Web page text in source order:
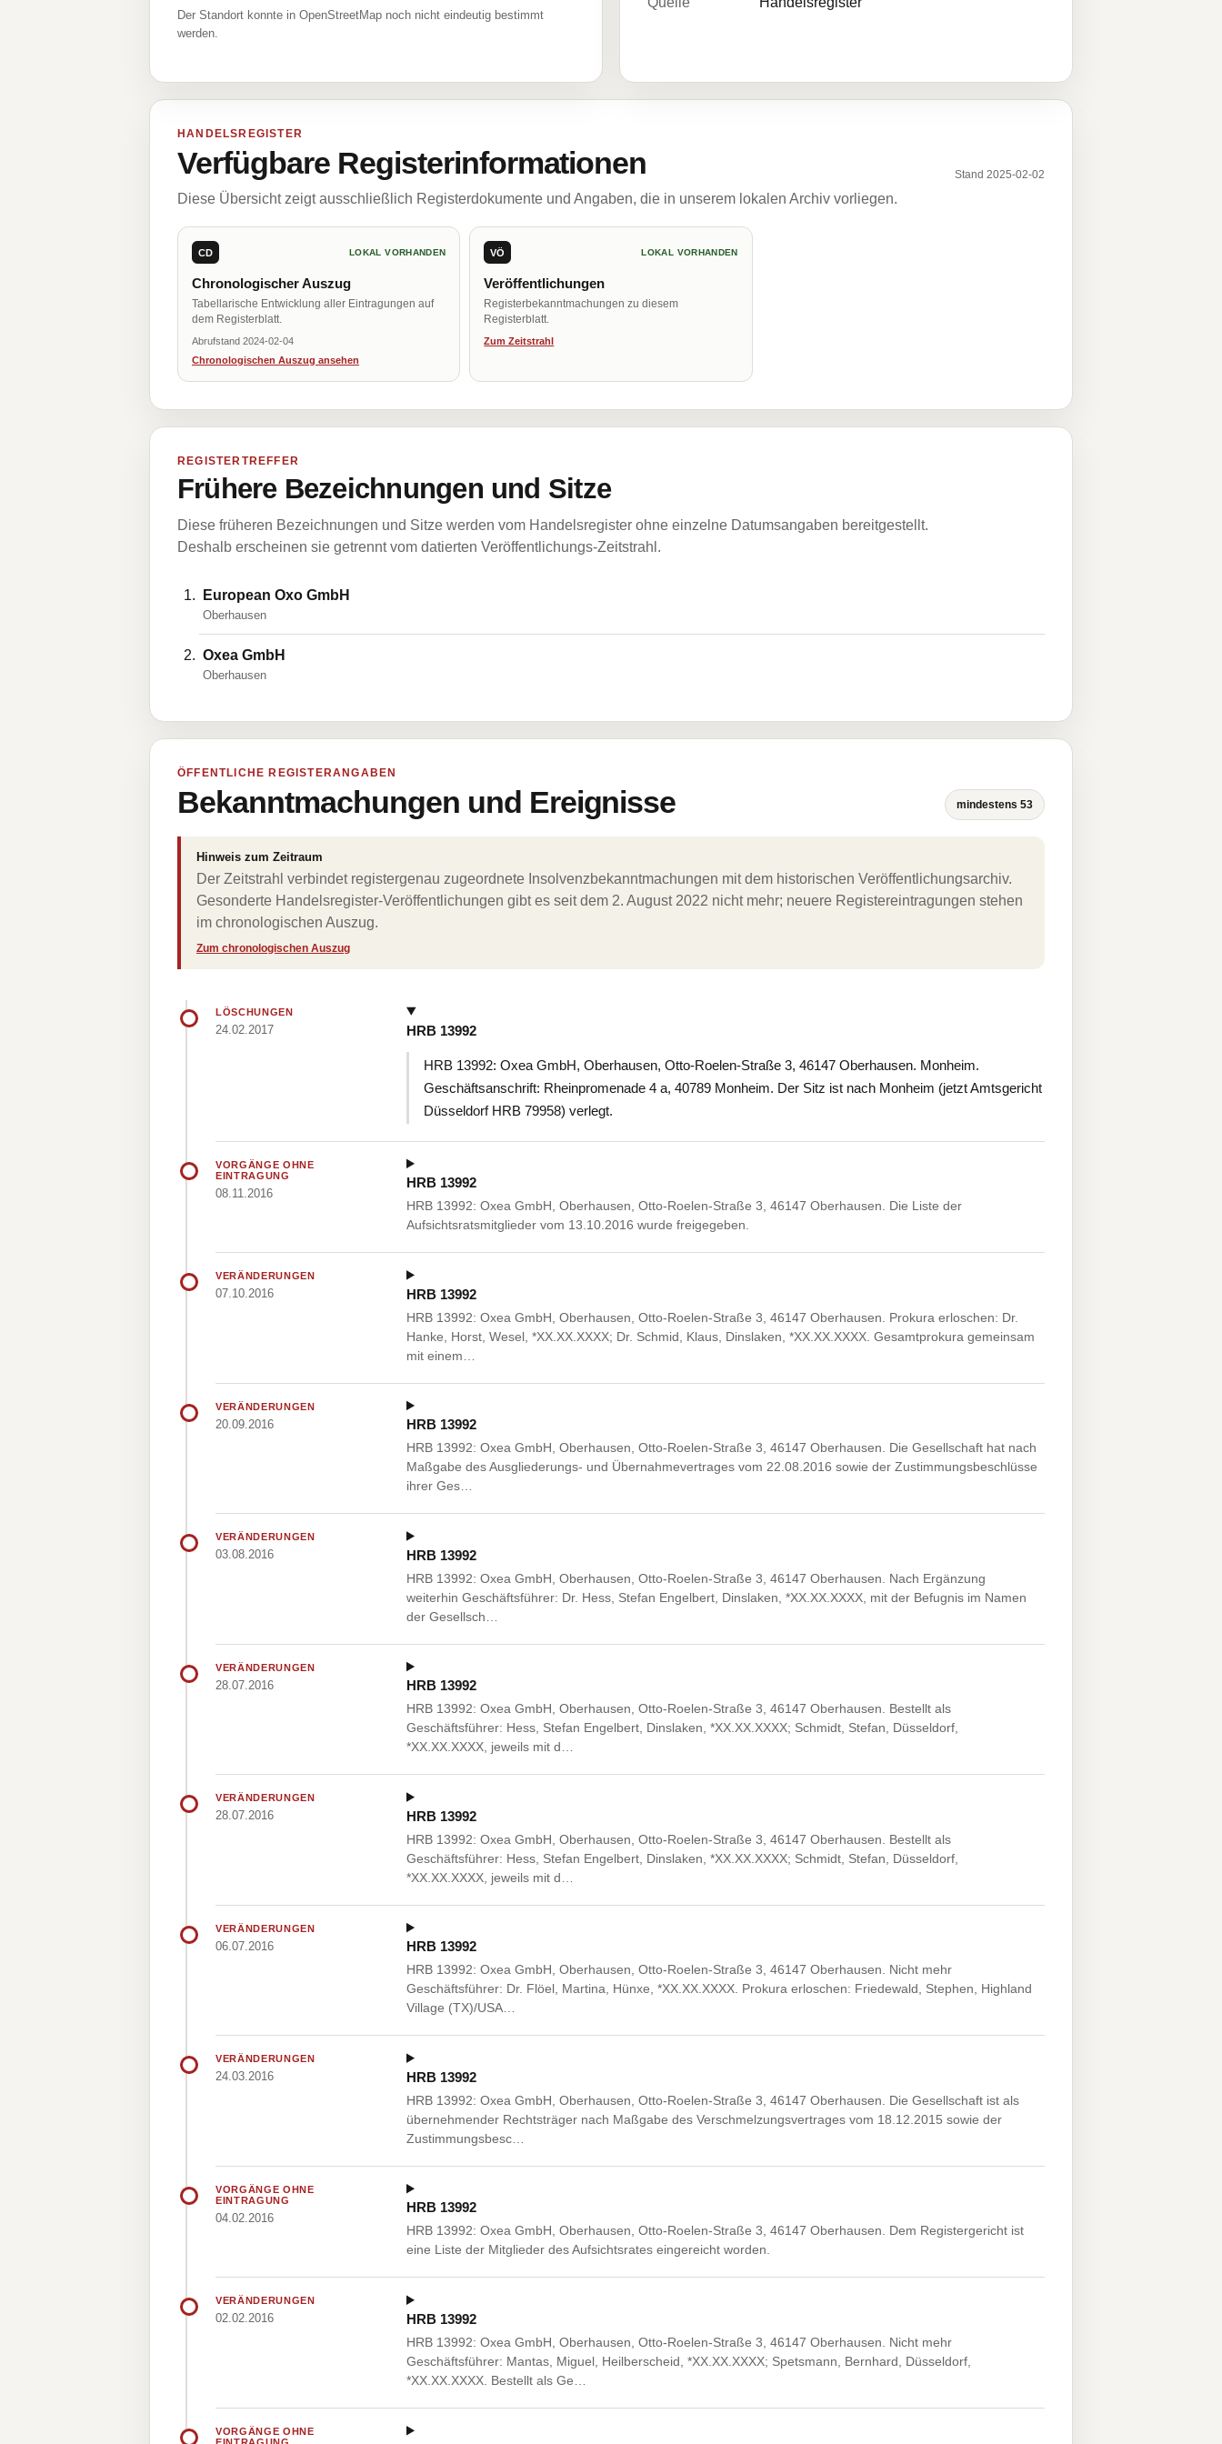
Der Standort konnte in OpenStreetMap noch nicht eindeutig bestimmt
werden.
HANDELSREGISTER
Verfügbare Registerinformationen Stand 2025-02-02
Diese Übersicht zeigt ausschließlich Registerdokumente und Angaben, die in unserem lokalen Archiv vorliegen.
CD LOKAL VORHANDEN
Chronologischer Auszug
Tabellarische Entwicklung aller Eintragungen auf
dem Registerblatt.
Abrufstand 2024-02-04
Chronologischen Auszug ansehen
VÖ LOKAL VORHANDEN
Veröffentlichungen
Registerbekanntmachungen zu diesem
Registerblatt.
Zum Zeitstrahl
REGISTERTREFFER
Frühere Bezeichnungen und Sitze
Diese früheren Bezeichnungen und Sitze werden vom Handelsregister ohne einzelne Datumsangaben bereitgestellt.
Deshalb erscheinen sie getrennt vom datierten Veröffentlichungs-Zeitstrahl.
European Oxo GmbH
Oberhausen
Oxea GmbH
Oberhausen
ÖFFENTLICHE REGISTERANGABEN
Bekanntmachungen und Ereignisse mindestens 53
Hinweis zum Zeitraum
Der Zeitstrahl verbindet registergenau zugeordnete Insolvenzbekanntmachungen mit dem historischen Veröffentlichungsarchiv.
Gesonderte Handelsregister-Veröffentlichungen gibt es seit dem 2. August 2022 nicht mehr; neuere Registereintragungen stehen
im chronologischen Auszug.
Zum chronologischen Auszug
LÖSCHUNGEN
24.02.2017 HRB 13992
HRB 13992: Oxea GmbH, Oberhausen, Otto-Roelen-Straße 3, 46147 Oberhausen. Monheim.
Geschäftsanschrift: Rheinpromenade 4 a, 40789 Monheim. Der Sitz ist nach Monheim (jetzt Amtsgericht
Düsseldorf HRB 79958) verlegt.
VORGÄNGE OHNE
EINTRAGUNG
08.11.2016
HRB 13992
HRB 13992: Oxea GmbH, Oberhausen, Otto-Roelen-Straße 3, 46147 Oberhausen. Die Liste der
Aufsichtsratsmitglieder vom 13.10.2016 wurde freigegeben.
VERÄNDERUNGEN
07.10.2016 HRB 13992
HRB 13992: Oxea GmbH, Oberhausen, Otto-Roelen-Straße 3, 46147 Oberhausen. Prokura erloschen: Dr.
Hanke, Horst, Wesel, *XX.XX.XXXX; Dr. Schmid, Klaus, Dinslaken, *XX.XX.XXXX. Gesamtprokura gemeinsam
mit einem…
VERÄNDERUNGEN
20.09.2016 HRB 13992
HRB 13992: Oxea GmbH, Oberhausen, Otto-Roelen-Straße 3, 46147 Oberhausen. Die Gesellschaft hat nach
Maßgabe des Ausgliederungs- und Übernahmevertrages vom 22.08.2016 sowie der Zustimmungsbeschlüsse
ihrer Ges…
VERÄNDERUNGEN
03.08.2016 HRB 13992
HRB 13992: Oxea GmbH, Oberhausen, Otto-Roelen-Straße 3, 46147 Oberhausen. Nach Ergänzung
weiterhin Geschäftsführer: Dr. Hess, Stefan Engelbert, Dinslaken, *XX.XX.XXXX, mit der Befugnis im Namen
der Gesellsch…
VERÄNDERUNGEN
28.07.2016 HRB 13992
HRB 13992: Oxea GmbH, Oberhausen, Otto-Roelen-Straße 3, 46147 Oberhausen. Bestellt als
Geschäftsführer: Hess, Stefan Engelbert, Dinslaken, *XX.XX.XXXX; Schmidt, Stefan, Düsseldorf,
*XX.XX.XXXX, jeweils mit d…
VERÄNDERUNGEN
28.07.2016 HRB 13992
HRB 13992: Oxea GmbH, Oberhausen, Otto-Roelen-Straße 3, 46147 Oberhausen. Bestellt als
Geschäftsführer: Hess, Stefan Engelbert, Dinslaken, *XX.XX.XXXX; Schmidt, Stefan, Düsseldorf,
*XX.XX.XXXX, jeweils mit d…
VERÄNDERUNGEN
06.07.2016 HRB 13992
HRB 13992: Oxea GmbH, Oberhausen, Otto-Roelen-Straße 3, 46147 Oberhausen. Nicht mehr
Geschäftsführer: Dr. Flöel, Martina, Hünxe, *XX.XX.XXXX. Prokura erloschen: Friedewald, Stephen, Highland
Village (TX)/USA…
VERÄNDERUNGEN
24.03.2016 HRB 13992
HRB 13992: Oxea GmbH, Oberhausen, Otto-Roelen-Straße 3, 46147 Oberhausen. Die Gesellschaft ist als
übernehmender Rechtsträger nach Maßgabe des Verschmelzungsvertrages vom 18.12.2015 sowie der
Zustimmungsbesc…
VORGÄNGE OHNE
EINTRAGUNG
04.02.2016
HRB 13992
HRB 13992: Oxea GmbH, Oberhausen, Otto-Roelen-Straße 3, 46147 Oberhausen. Dem Registergericht ist
eine Liste der Mitglieder des Aufsichtsrates eingereicht worden.
VERÄNDERUNGEN
02.02.2016 HRB 13992
HRB 13992: Oxea GmbH, Oberhausen, Otto-Roelen-Straße 3, 46147 Oberhausen. Nicht mehr
Geschäftsführer: Mantas, Miguel, Heilberscheid, *XX.XX.XXXX; Spetsmann, Bernhard, Düsseldorf,
*XX.XX.XXXX. Bestellt als Ge…
VORGÄNGE OHNE